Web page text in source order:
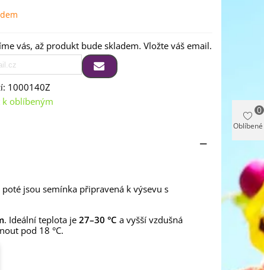
vás, až produkt bude skladem. Vložte váš email.
1000140Z
k oblíbeným
poté jsou semínka připravená k výsevu s
. Ideální teplota je 27–30 °C a vyšší vzdušná
pod 18 °C.
Oblíbené
0